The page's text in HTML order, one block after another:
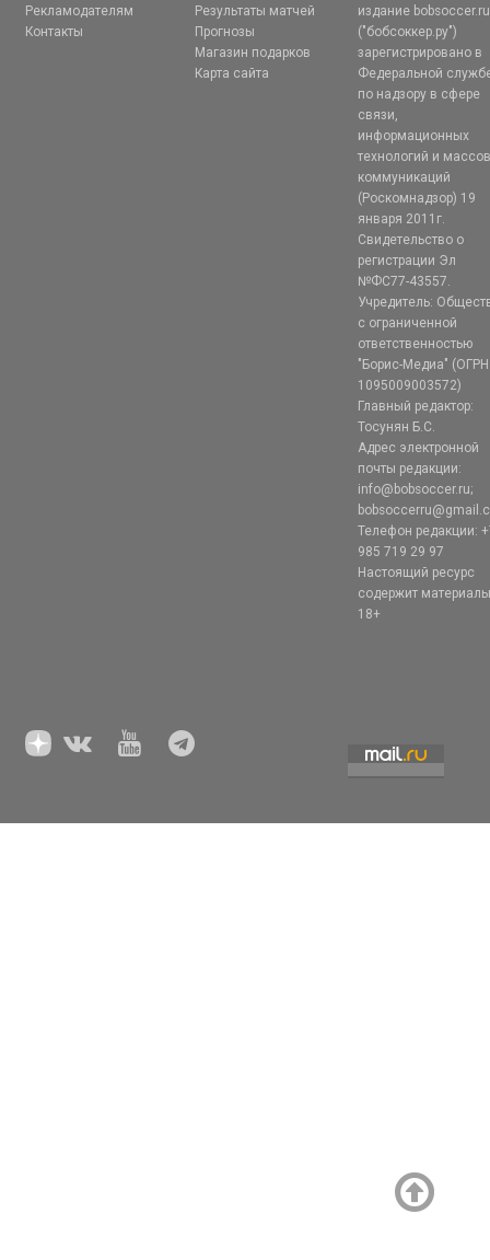
Рекламодателям
Контакты
Результаты матчей
Прогнозы
Магазин подарков
Карта сайта
издание bobsoccer.ru
("бобсоккер.ру")
зарегистрировано в
Федеральной
по надзору в сфере
связи,
информационных
технологий и
коммуникаций
(Роскомнадзор) 19
января 2011г.
Свидетельство о
регистрации Эл
№ФС77-43557.
Учредитель:
с ограниченной
ответственностью
"Борис-Медиа" (ОГРН
1095009003572)
Главный редактор:
Тосунян Б.С.
Адрес электронной
почты редакции:
info@bobsoccer.ru;
Телефон редакции:
985 719 29 97
Настоящий ресурс
содержит
18+